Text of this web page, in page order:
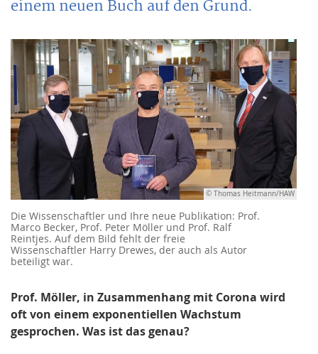
einem neuen Buch auf den Grund.
© Thomas Heitmann/HAW
Die Wissenschaftler und Ihre neue Publikation: Prof.
Marco Becker, Prof. Peter Möller und Prof. Ralf
Reintjes. Auf dem Bild fehlt der freie
Wissenschaftler Harry Drewes, der auch als Autor
beteiligt war.
Prof. Möller, in Zusammenhang mit Corona wird
oft von einem exponentiellen Wachstum
gesprochen. Was ist das genau?